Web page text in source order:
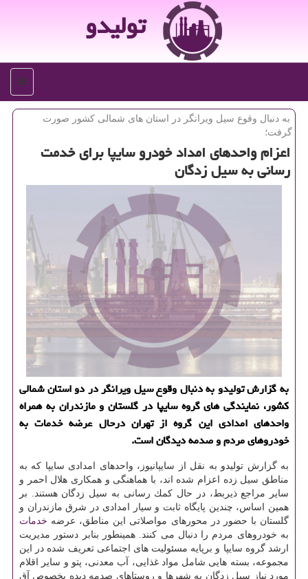
تولیدو
منو
به دنبال وقوع سیل ویرانگر در استان های شمالی كشور صورت
گرفت؛
اعزام واحدهای امداد خودرو سایپا برای خدمت
رسانی به سیل زدگان
به گزارش تولیدو به دنبال وقوع سیل ویرانگر در دو استان شمالی
كشور، نمایندگی های گروه سایپا در گلستان و مازندران به همراه
واحدهای امدادی این گروه از تهران درحال عرضه خدمات به
خودروهای مردم و صدمه دیدگان است.
به گزارش تولیدو به نقل از سایپانیوز، واحدهای امدادی سایپا كه به
مناطق سیل زده اعزام شده اند، با هماهنگی و همكاری هلال احمر و
سایر مراجع ذیربط، در حال كمك رسانی به سیل زدگان هستند. بر
همین اساس، چندین پایگاه ثابت و سیار امدادی در شرق مازندران و
گلستان با حضور در محورهای مواصلاتی این مناطق، عرضه خدمات
به خودروهای مردم را دنبال می كنند. همینطور بنابر دستور مدیریت
ارشد گروه سایپا و برپایه مسئولیت های اجتماعی تعریف شده در این
مجموعه، بسته هایی شامل مواد غذایی، آب معدنی، پتو و سایر اقلام
مورد نیاز سیل زدگان به شهرها و روستاهای صدمه دیده بخصوص آق